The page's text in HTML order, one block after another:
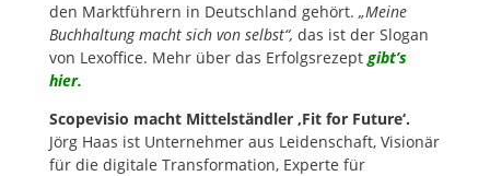
den Marktführern in Deutschland gehört. „Meine
Buchhaltung macht sich von selbst“, das ist der Slogan
von Lexoffice. Mehr über das Erfolgsrezept gibt’s
hier.
Scopevisio macht Mittelständler ‚Fit for Future‘.
Jörg Haas ist Unternehmer aus Leidenschaft, Visionär
für die digitale Transformation, Experte für